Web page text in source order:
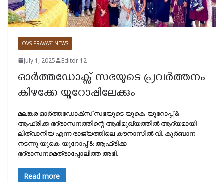
OVS-PRAVASI NEWS
July 1, 2025 Editor 12
ഓർത്തഡോക്സ്‌ സഭയുടെ പ്രവർത്തനം
കിഴക്കേ യൂറോപ്പിലേക്കും
മലങ്കര ഓർത്തഡോൿസ് സഭയുടെ യുകെ-യൂറോപ്പ് &
ആഫ്രിക്ക ഭദ്രാസനത്തിന്റെ ആഭിമുഖ്യത്തിൽ ആദ്യമായി
ലിത്വാനിയ എന്ന രാജ്യത്തിലെ കൗനാസിൽ വി. കുർബാന
നടന്നു.യുകെ-യൂറോപ്പ് & ആഫ്രിക്ക
ഭദ്രാസനമെത്രാപ്പോലീത്ത അഭി.
Read more